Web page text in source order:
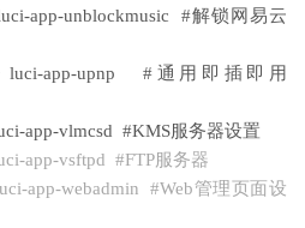
app-unblockmusic #解锁网易云
luci-app-upnp #通用即插即用
app-vlmcsd #KMS服务器设置
app-vsftpd #FTP服务器
app-webadmin #Web管理页面设